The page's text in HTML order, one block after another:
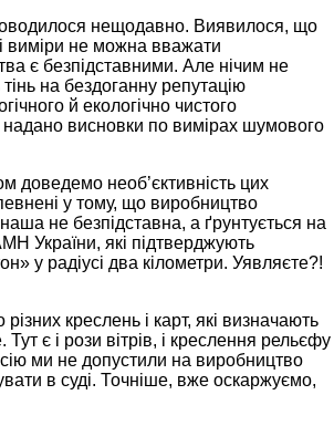
нещодавно. Виявилося, що
виміри не можна вважати
є безпідставними. Але нічим не
на бездоганну репутацію
й екологічно чистого
надано висновки по вимірах шумового
необ’єктивність цих
у тому, що виробництво
не безпідставна, а ґрунтується на
України, які підтверджують
у радіусі два кілометри. Уявляєте?!
креслень і карт, які визначають
є і рози вітрів, і креслення рельєфу
ми не допустили на виробництво
в суді. Точніше, вже оскаржуємо,